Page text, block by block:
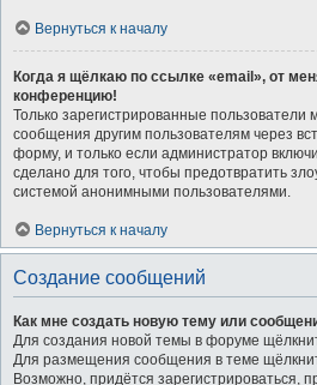
Вернуться к началу
Когда я щёлкаю по ссылке «email», от
конференцию!
Только зарегистрированные пользователи
сообщения другим пользователям через
форму, и только если администратор
сделано для того, чтобы предотвратить
системой анонимными пользователями.
Вернуться к началу
Создание сообщений
Как мне создать новую тему или
Для создания новой темы в форуме
Для размещения сообщения в теме
Возможно, придётся зарегистрироваться,